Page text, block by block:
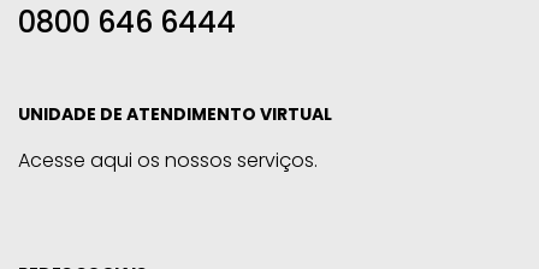
0800 646 6444
UNIDADE DE ATENDIMENTO VIRTUAL
Acesse aqui os nossos serviços.